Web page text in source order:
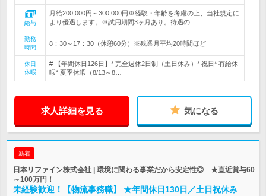
給与
月給200,000円～300,000円※経験・年齢を考慮の上、当社規定に
より優遇します。※試用期間3ヶ月あり。待遇の…
勤務
時間
8：30～17：30（休憩60分）※残業月平均20時間ほど
休日
休暇
# 【年間休日126日】* 完全週休2日制（土日休み）* 祝日* 有給休
暇* 夏季休暇（8/13～8…
求人詳細を見る 気になる
新着
日本リファイン株式会社 | 環境に関わる事業だから安定性◎ ★直近賞与60
～100万円！
未経験歓迎！【物流事務職】 ★年間休日130日／土日祝休み